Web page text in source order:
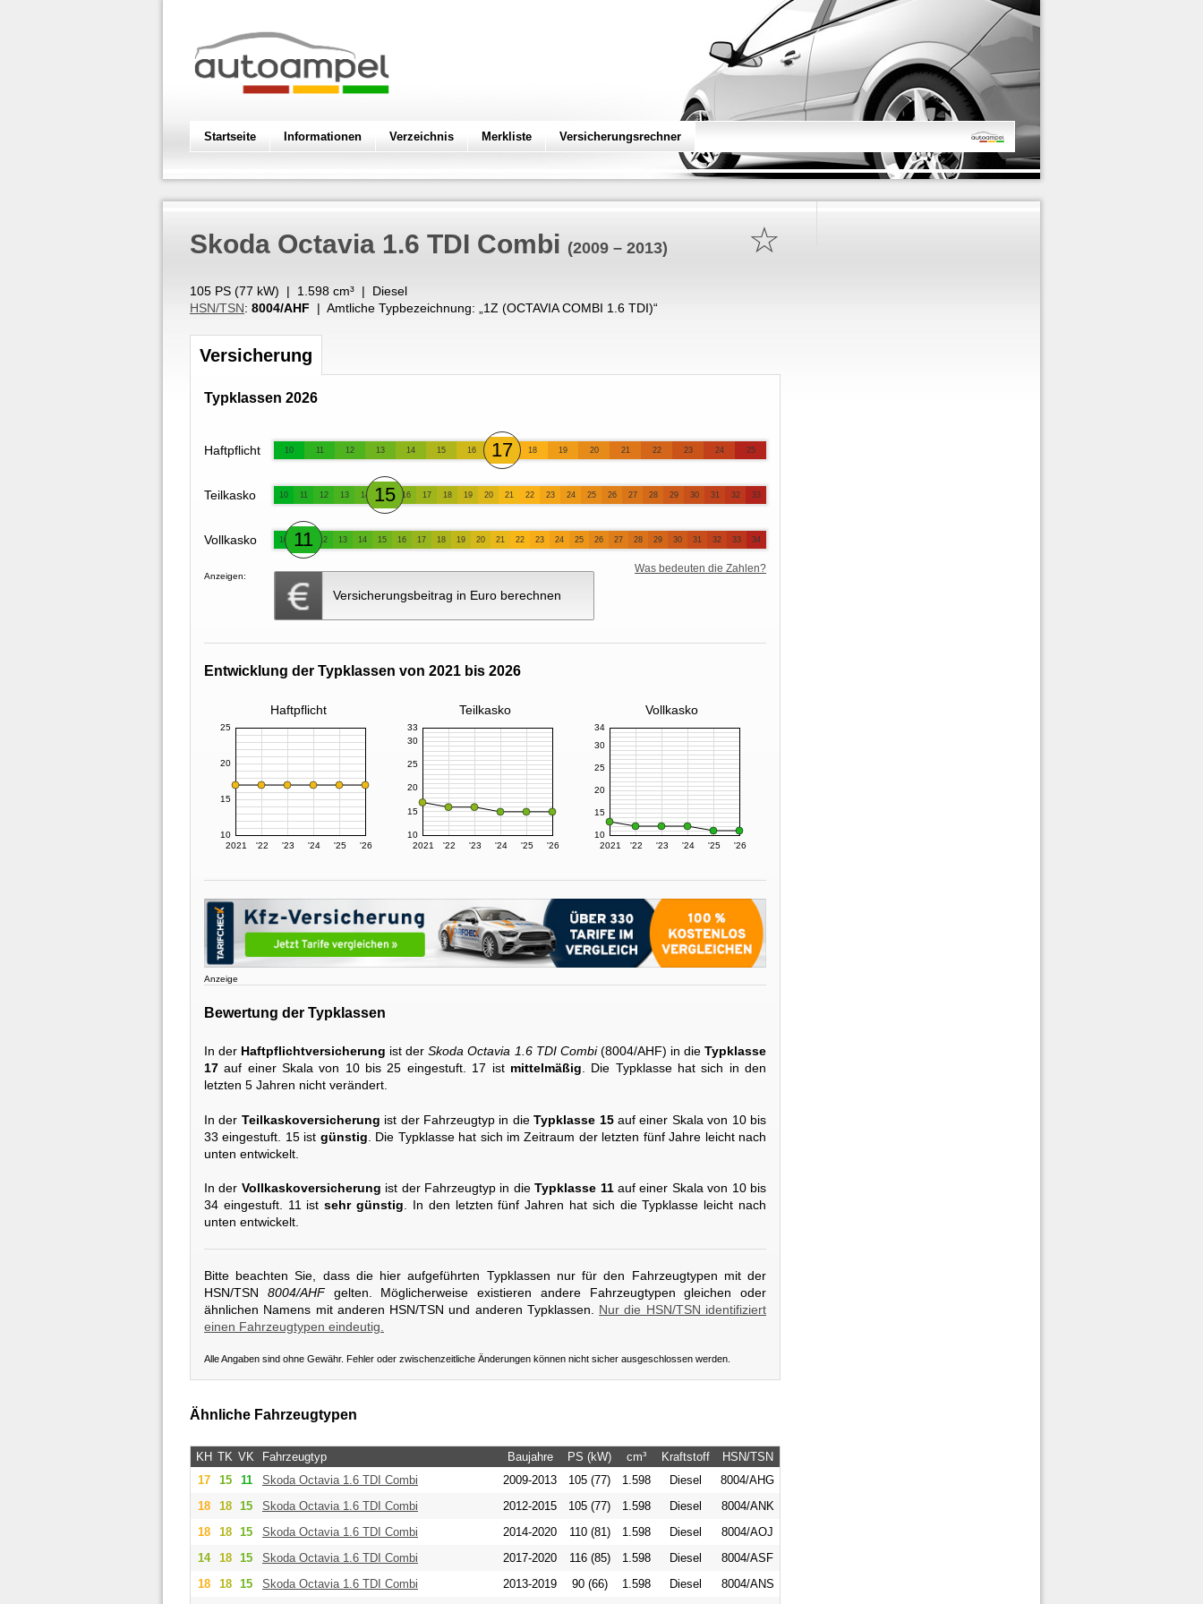
Startseite Informationen Verzeichnis Merkliste Versicherungsrechner
☆
Skoda Octavia 1.6 TDI Combi (2009 – 2013)
105 PS (77 kW) | 1.598 cm³ | Diesel
HSN/TSN: 8004/AHF | Amtliche Typbezeichnung: „ 1Z (OCTAVIA COMBI 1.6 TDI)“
Versicherung
Typklassen 2026
Haftpflicht 10 11 12 13 14 15 16 17 18 19 20 21 22 23 24 25
Teilkasko 10 11 12 13 14 15 16 17 18 19 20 21 22 23 24 25 26 27 28 29 30 31 32 33
Vollkasko 10 11 12 13 14 15 16 17 18 19 20 21 22 23 24 25 26 27 28 29 30 31 32 33 34
Anzeigen:
Versicherungsbeitrag in Euro berechnen
Was bedeuten die Zahlen?
Entwicklung der Typklassen von 2021 bis 2026
Haftpflicht Teilkasko Vollkasko
2021 '22 '23 '24 '25 '26
10
15
20
25
2021 '22 '23 '24 '25 '26
10
15
20
25
30
33
2021 '22 '23 '24 '25 '26
10
15
20
25
30
34
Anzeige
Bewertung der Typklassen
In der Haftpflichtversicherung ist derSkoda Octavia 1.6 TDI Combi(8004/AHF) in dieTypklasse
17 auf einer Skala von 10 bis 25 eingestuft. 17 ist mittelmäßig . Die Typklasse hat sich in den
letzten 5 Jahren nicht verändert.
In der Teilkaskoversicherung ist der Fahrzeugtyp in dieTypklasse 15auf einer Skala von 10 bis
33 eingestuft. 15 ist günstig . Die Typklasse hat sich im Zeitraum der letzten fünf Jahre leicht nach
unten entwickelt.
In der Vollkaskoversicherung ist der Fahrzeugtyp in dieTypklasse 11auf einer Skala von 10 bis
34 eingestuft. 11 istsehr günstig. In den letzten fünf Jahren hat sich die Typklasse leicht nach
unten entwickelt.
Bitte beachten Sie, dass die hier aufgeführten Typklassen nur für den Fahrzeugtypen mit der
HSN/TSN 8004/AHFgelten. Möglicherweise existieren andere Fahrzeugtypen gleichen oder
ähnlichen Namens mit anderen HSN/TSN und anderen Typklassen. Nur die HSN/TSN identifiziert
einen Fahrzeugtypen eindeutig.
Alle Angaben sind ohne Gewähr. Fehler oder zwischenzeitliche Änderungen können nicht sicher ausgeschlossen werden.
Ähnliche Fahrzeugtypen
KH TK VK Fahrzeugtyp Baujahre PS (kW) cm³ Kraftstoff
HSN/TSN
17
15 11 Skoda Octavia 1.6 TDI Combi 2009-2013 105 (77) 1.598 Diesel
8004/AHG
18
18 15 Skoda Octavia 1.6 TDI Combi 2012-2015 105 (77) 1.598 Diesel
8004/ANK
18
18 15 Skoda Octavia 1.6 TDI Combi 2014-2020 110 (81) 1.598 Diesel
8004/AOJ
14
18 15 Skoda Octavia 1.6 TDI Combi 2017-2020 116 (85) 1.598 Diesel
8004/ASF
18
18 15 Skoda Octavia 1.6 TDI Combi 2013-2019 90 (66) 1.598 Diesel
8004/ANS